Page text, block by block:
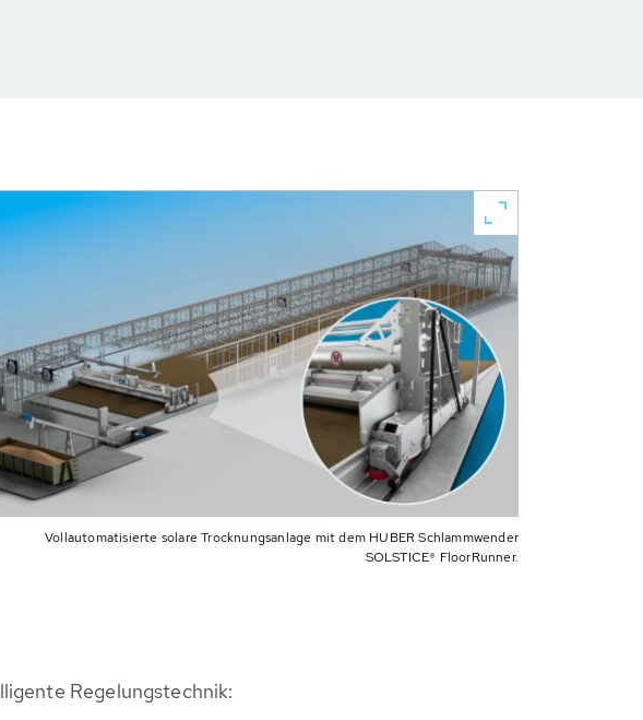
Vollautomatisierte solare Trocknungsanlage mit dem HUBER Schlammwender
SOLSTICE® FloorRunner.
Regelungstechnik: